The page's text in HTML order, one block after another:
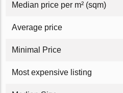
Median price per m² (sqm)
Average price
Minimal Price
Most expensive listing